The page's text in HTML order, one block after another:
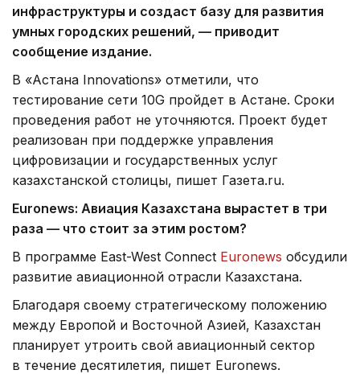
инфраструктуры и создаст базу для развития
умных городских решений, — приводит
сообщение издание.
В «Астана Innovations» отметили, что
тестирование сети 10G пройдет в Астане. Сроки
проведения работ не уточняются. Проект будет
реализован при поддержке управления
цифровизации и государственных услуг
казахстанской столицы, пишет Газета.ru.
Euronews: Авиация Казахстана вырастет в три
раза — что стоит за этим ростом?
В программе East-West Connect Euronews обсудили
развитие авиационной отрасли Казахстана.
Благодаря своему стратегическому положению
между Европой и Восточной Азией, Казахстан
планирует утроить свой авиационный сектор
в течение десятилетия, пишет Euronews.